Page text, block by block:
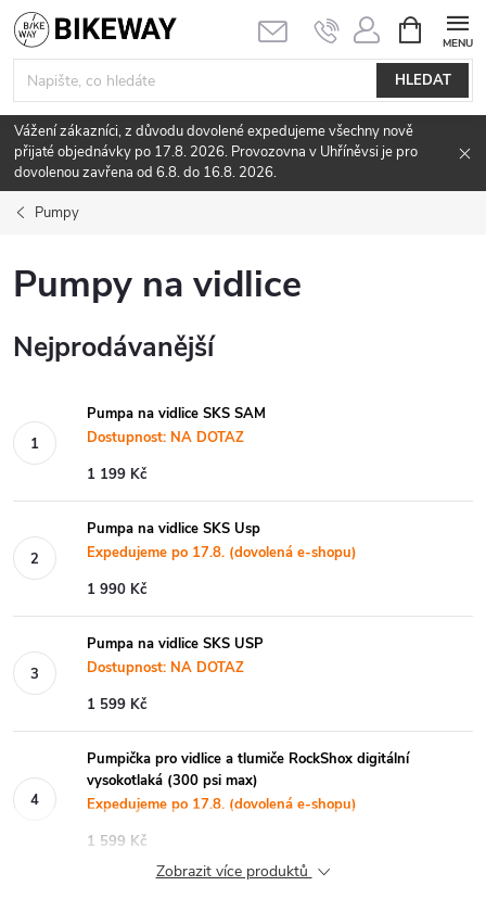
Přejít
na
obsah
HLEDAT
NÁKUPNÍ
KOŠÍK
Vážení zákazníci, z důvodu dovolené expedujeme všechny nově
přijaté objednávky po 17.8. 2026. Provozovna v Uhříněvsi je pro
dovolenou zavřena od 6.8. do 16.8. 2026.
Pumpy
Pumpy na vidlice
Nejprodávanější
Pumpa na vidlice SKS SAM
Dostupnost: NA DOTAZ
1 199 Kč
Pumpa na vidlice SKS Usp
Expedujeme po 17.8. (dovolená e-shopu)
1 990 Kč
Pumpa na vidlice SKS USP
Dostupnost: NA DOTAZ
1 599 Kč
Pumpička pro vidlice a tlumiče RockShox digitální
vysokotlaká (300 psi max)
Expedujeme po 17.8. (dovolená e-shopu)
1 599 Kč
Zobrazit více produktů